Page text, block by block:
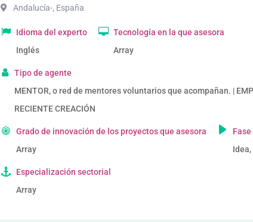
Andalucía-, España
Idioma del experto
Inglés
Tecnología en la que asesora
Array
Tipo de agente
MENTOR, o red de mentores voluntarios que acompañan. |
RECIENTE CREACIÓN
Grado de innovación de los proyectos que asesora
Array
Especialización sectorial
Array